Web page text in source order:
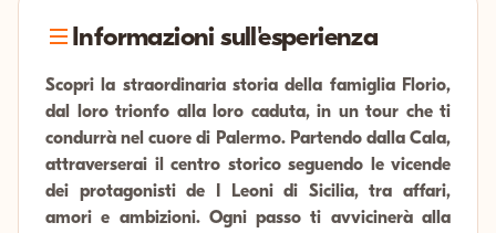
Informazioni sull'esperienza
Scopri la straordinaria storia della famiglia Florio,
dal loro trionfo alla loro caduta, in un tour che ti
condurrà nel cuore di Palermo. Partendo dalla Cala,
attraverserai il centro storico seguendo le vicende
dei protagonisti de I Leoni di Sicilia, tra affari,
amori e ambizioni. Ogni passo ti avvicinerà alla